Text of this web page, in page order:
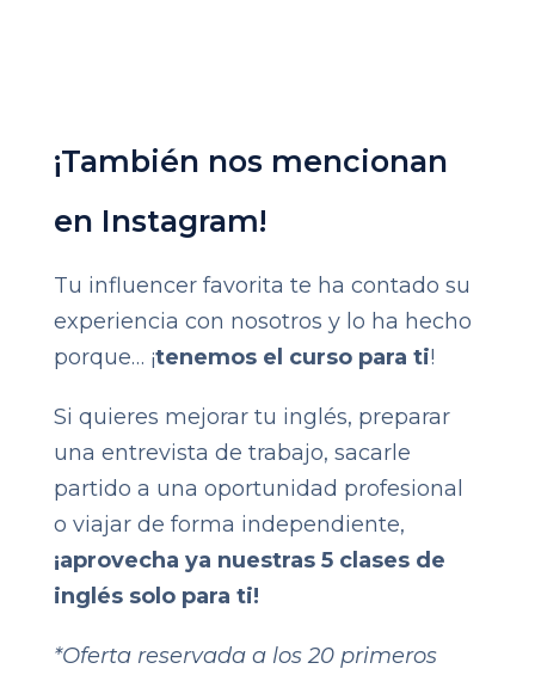
¡También nos mencionan
en Instagram!
Tu influencer favorita te ha contado su
experiencia con nosotros y lo ha hecho
porque… ¡tenemos el curso para ti!
Si quieres mejorar tu inglés, preparar
una entrevista de trabajo, sacarle
partido a una oportunidad profesional
o viajar de forma independiente,
¡aprovecha ya nuestras 5 clases de
inglés solo para ti!
*Oferta reservada a los 20 primeros